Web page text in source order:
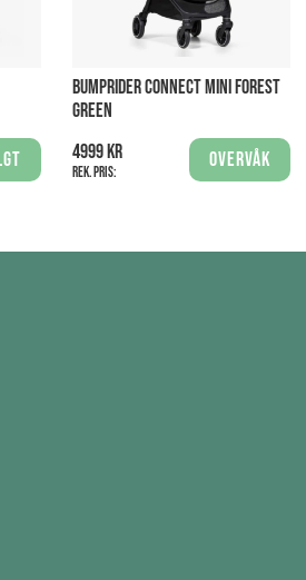
BUMPRIDER CONNECT MINI FOREST
GREEN
4999 kr
Rek. pris:
Overvåk